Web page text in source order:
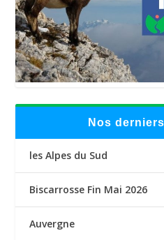
Nos
les Alpes du Sud
Biscarrosse Fin Mai 2026
Auvergne